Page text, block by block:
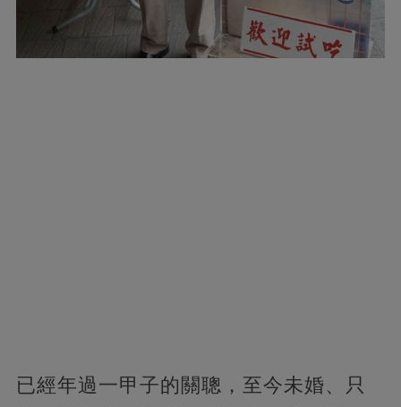
已經年過一甲子的關聰，至今未婚、只